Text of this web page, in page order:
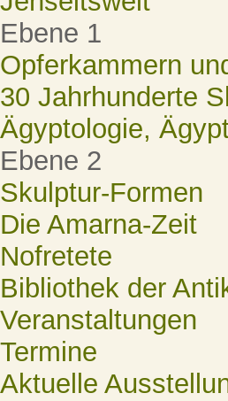
Ebene 1
Opferkammern
30 Jahrhunderte
Ägyptologie,
Ebene 2
Skulptur-Formen
Die Amarna-Zeit
Nofretete
Bibliothek der
Veranstaltungen
Termine
Aktuelle